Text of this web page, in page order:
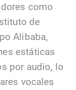
como
de
Alibaba,
estáticas
por audio, lo
vocales